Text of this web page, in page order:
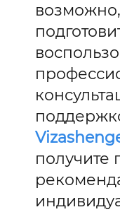
получите